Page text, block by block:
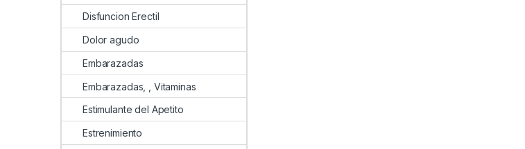
Disfuncion Erectil
Dolor agudo
Embarazadas
Embarazadas, , Vitaminas
Estimulante del Apetito
Estrenimiento